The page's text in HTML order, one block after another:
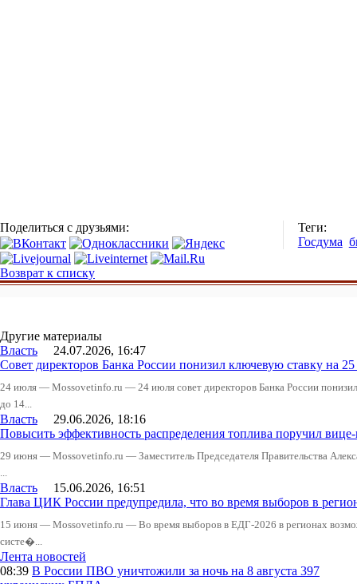
Поделиться с друзьями:
Теги:
Госдума
Возврат к списку
Другие материалы
Власть 24.07.2026, 16:47
Совет директоров Банка России понизил ключевую ставку на
24 июля — Mossovetinfo.ru — 24 июля совет директоров Банка России
до 14...
Власть 29.06.2026, 18:16
Повысить эффективность распределения топлива поручил
29 июня — Mossovetinfo.ru — Заместитель Председателя Правительства
...
Власть 15.06.2026, 16:51
Глава ЦИК России предупредила, что во время выборов в
15 июня — Mossovetinfo.ru — Во время выборов в ЕДГ-2026 в регионах
систе�...
Лента новостей
08:39 В России ПВО уничтожили за ночь на 8 августа 397